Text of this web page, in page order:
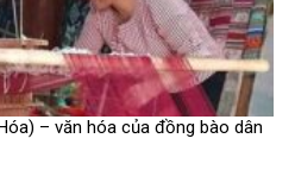
– văn hóa của đồng bào dân